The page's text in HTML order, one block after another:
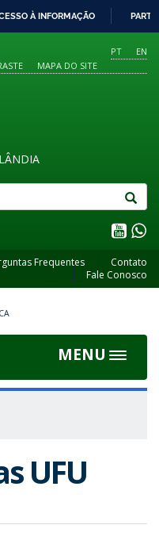
À INFORMAÇÃO
PT
EN
MAPA DO SITE
Frequentes
Contato
Fale Conosco
MENU
Toggle
UFU